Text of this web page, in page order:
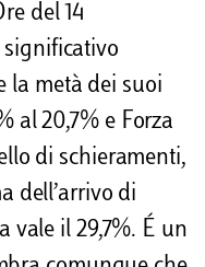
del 14
la metà dei suoi
al 20,7% e Forza
di schieramenti,
dell’arrivo di
vale il 29,7%. É un